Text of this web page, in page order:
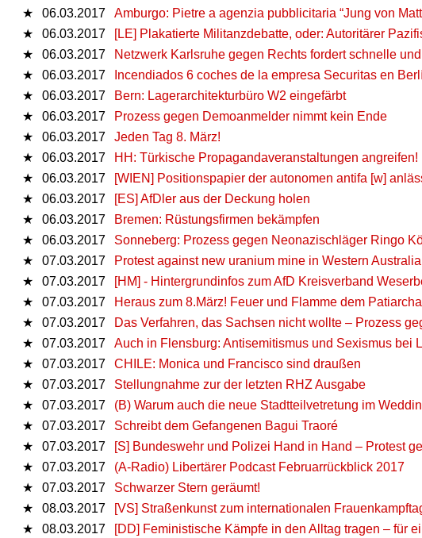
★
06.03.2017
Amburgo: Pietre a agenzia pubblicitaria “Jung von
★
06.03.2017
[LE] Plakatierte Militanzdebatte, oder: Autoritärer
★
06.03.2017
Netzwerk Karlsruhe gegen Rechts fordert schnelle
★
06.03.2017
Incendiados 6 coches de la empresa Securitas en
★
06.03.2017
Bern: Lagerarchitekturbüro W2 eingefärbt
★
06.03.2017
Prozess gegen Demoanmelder nimmt kein Ende
★
06.03.2017
Jeden Tag 8. März!
★
06.03.2017
HH: Türkische Propagandaveranstaltungen angreifen!
★
06.03.2017
[WIEN] Positionspapier der autonomen antifa [w]
★
06.03.2017
[ES] AfDler aus der Deckung holen
★
06.03.2017
Bremen: Rüstungsfirmen bekämpfen
★
06.03.2017
Sonneberg: Prozess gegen Neonazischläger Ringo
★
07.03.2017
Protest against new uranium mine in Western Australia
★
07.03.2017
[HM] - Hintergrundinfos zum AfD Kreisverband
★
07.03.2017
Heraus zum 8.März! Feuer und Flamme dem
★
07.03.2017
Das Verfahren, das Sachsen nicht wollte – Prozess
★
07.03.2017
Auch in Flensburg: Antisemitismus und Sexismus bei
★
07.03.2017
CHILE: Monica und Francisco sind draußen
★
07.03.2017
Stellungnahme zur der letzten RHZ Ausgabe
★
07.03.2017
(B) Warum auch die neue Stadtteilvetretung im
★
07.03.2017
Schreibt dem Gefangenen Bagui Traoré
★
07.03.2017
[S] Bundeswehr und Polizei Hand in Hand – Protest
★
07.03.2017
(A-Radio) Libertärer Podcast Februarrückblick 2017
★
07.03.2017
Schwarzer Stern geräumt!
★
08.03.2017
[VS] Straßenkunst zum internationalen
★
08.03.2017
[DD] Feministische Kämpfe in den Alltag tragen – für